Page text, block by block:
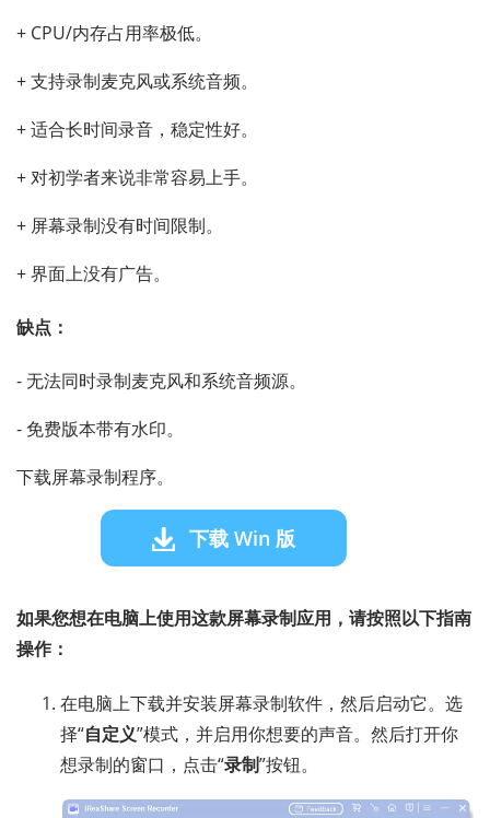
+ CPU/内存占用率极低。
+ 支持录制麦克风或系统音频。
+ 适合长时间录音，稳定性好。
+ 对初学者来说非常容易上手。
+ 屏幕录制没有时间限制。
+ 界面上没有广告。
缺点：
- 无法同时录制麦克风和系统音频源。
- 免费版本带有水印。
下载屏幕录制程序。
下载 Win 版
如果您想在电脑上使用这款屏幕录制应用，请按照以下指南
操作：
在电脑上下载并安装屏幕录制软件，然后启动它。选
择“自定义”模式，并启用你想要的声音。然后打开你
想录制的窗口，点击“录制”按钮。